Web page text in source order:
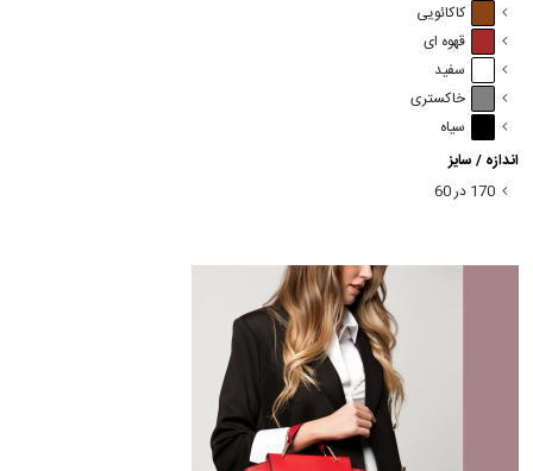
کاکائویی
قهوه ای
سفید
خاکستری
سیاه
اندازه / سایز
170 در 60